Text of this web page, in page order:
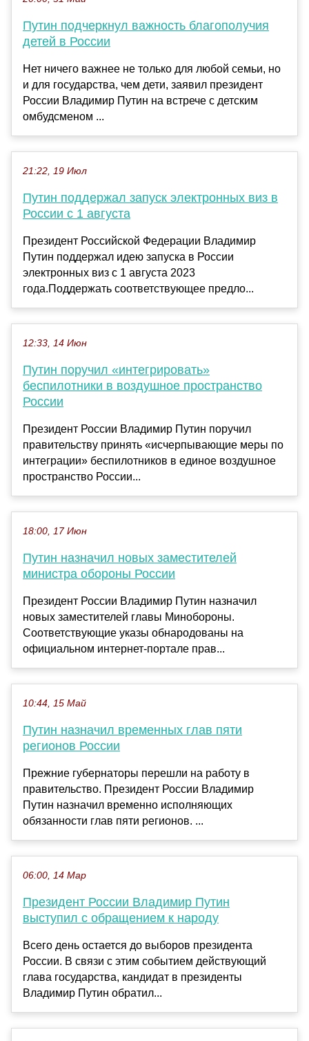
Путин подчеркнул важность благополучия
детей в России
Нет ничего важнее не только для любой семьи, но
и для государства, чем дети, заявил президент
России Владимир Путин на встрече с детским
омбудсменом ...
21:22, 19 Июл
Путин поддержал запуск электронных виз в
России с 1 августа
Президент Российской Федерации Владимир
Путин поддержал идею запуска в России
электронных виз с 1 августа 2023
года.Поддержать соответствующее предло...
12:33, 14 Июн
Путин поручил «интегрировать»
беспилотники в воздушное пространство
России
Президент России Владимир Путин поручил
правительству принять «исчерпывающие меры по
интеграции» беспилотников в единое воздушное
пространство России...
18:00, 17 Июн
Путин назначил новых заместителей
министра обороны России
Президент России Владимир Путин назначил
новых заместителей главы Минобороны.
Соответствующие указы обнародованы на
официальном интернет-портале прав...
10:44, 15 Май
Путин назначил временных глав пяти
регионов России
Прежние губернаторы перешли на работу в
правительство. Президент России Владимир
Путин назначил временно исполняющих
обязанности глав пяти регионов. ...
06:00, 14 Мар
Президент России Владимир Путин
выступил с обращением к народу
Всего день остается до выборов президента
России. В связи с этим событием действующий
глава государства, кандидат в президенты
Владимир Путин обратил...